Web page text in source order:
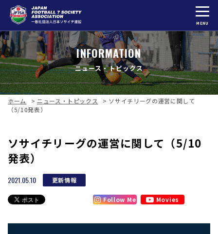
MENU
INFORMATION
ニュース・トピックス
ホーム > ニュース・トピックス > ソサイチリーグの運営に関して
（5/10発表）
ソサイチリーグの運営に関して（5/10
発表）
2021.05.10 更新情報
Follow Me Movies